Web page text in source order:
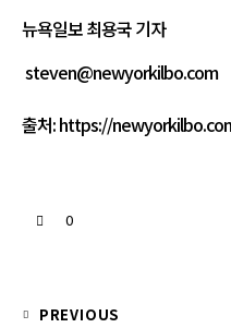
뉴욕일보 최용국 기자
steven@newyorkilbo.com
출처:https://
0
PREVIOUS